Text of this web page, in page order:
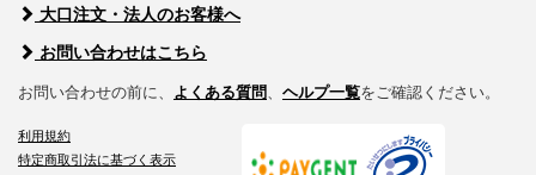
大口注文・法人のお客様へ
お問い合わせはこちら
お問い合わせの前に、 よくある質問、 ヘルプ一覧をご確認ください。
利用規約
特定商取引法に基づく表示